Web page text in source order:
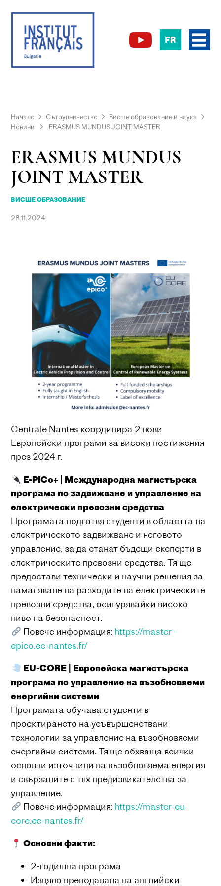
FR
Начало Сътрудничество
Висше образование и наука
Новини
ERASMUS MUNDUS JOINT MASTER
ERASMUS MUNDUS
JOINT MASTER
ВИСШЕ ОБРАЗОВАНИЕ
28.11.2024
Centrale Nantes координира 2 нови
Европейски програми за високи постижения
през 2024 г.
E-PiCo+ | Международна магистърска
програма по задвижване и управление на
електрически превозни средства
Програмата подготвя студенти в областта на
електрическото задвижване и неговото
управление, за да станат бъдещи експерти в
електрическите превозни средства. Тя ще
предостави технически и научни решения за
намаляване на разходите на електрическите
превозни средства, осигурявайки високо
ниво на безопасност.
Повече информация: https://master-
epico.ec-nantes.fr/
EU-CORE | Европейска магистърска
програма по управление на възобновяеми
енергийни системи
Програмата обучава студенти в
проектирането на усъвършенствани
технологии за управление на възобновяеми
енергийни системи. Тя ще обхваща всички
основни източници на възобновяема енергия
и свързаните с тях предизвикателства за
управление.
Повече информация: https://master-eu-
core.ec-nantes.fr/
Основни факти:
2-годишна програма
Изцяло преподавана на английски